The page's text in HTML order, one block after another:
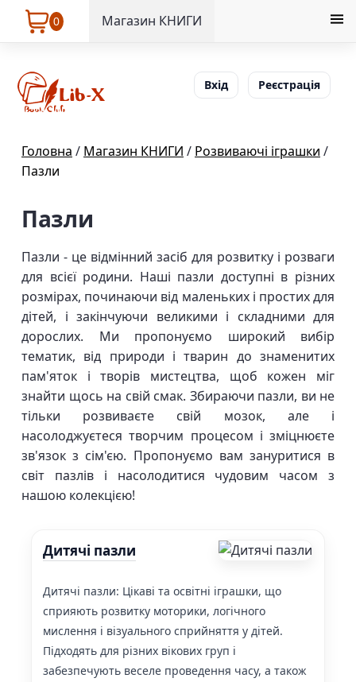
0 Магазин КНИГИ
Вхід Реєстрація
Головна / Магазин КНИГИ / Розвиваючі іграшки /
Пазли
Пазли
Пазли - це відмінний засіб для розвитку і розваги
для всієї родини. Наші пазли доступні в різних
розмірах, починаючи від маленьких і простих для
дітей, і закінчуючи великими і складними для
дорослих. Ми пропонуємо широкий вибір
тематик, від природи і тварин до знаменитих
пам'яток і творів мистецтва, щоб кожен міг
знайти щось на свій смак. Збираючи пазли, ви не
тільки розвиваєте свій мозок, але і
насолоджуєтеся творчим процесом і зміцнюєте
зв'язок з сім'єю. Пропонуємо вам зануритися в
світ пазлів і насолодитися чудовим часом з
нашою колекцією!
Дитячі пазли
Дитячі пазли: Цікаві та освітні іграшки, що
сприяють розвитку моторики, логічного
мислення і візуального сприйняття у дітей.
Підходять для різних вікових груп і
забезпечують веселе проведення часу, а також